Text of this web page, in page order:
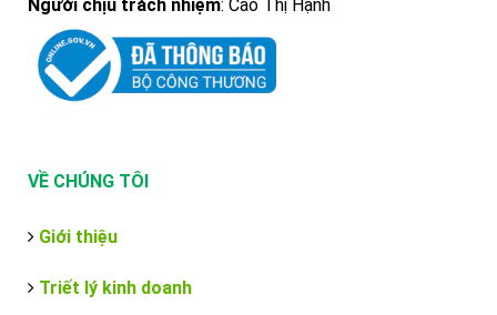
Người chịu trách nhiệm: Cao Thị Hạnh
VỀ CHÚNG TÔI
Giới thiệu
Triết lý kinh doanh